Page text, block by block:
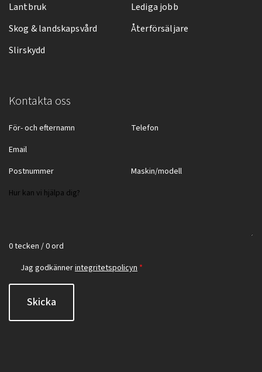
Lantbruk
Skog & landskapsvård
Slirskydd
Lediga jobb
Återförsäljare
Kontakta oss
0 tecken / 0 ord
Jag godkännerintegritetspolicyn *
Skicka